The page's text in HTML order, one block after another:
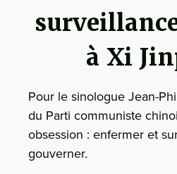
à Xi
Pour le sinologue Jean-
du Parti communiste
obsession : enfermer et
gouverner.